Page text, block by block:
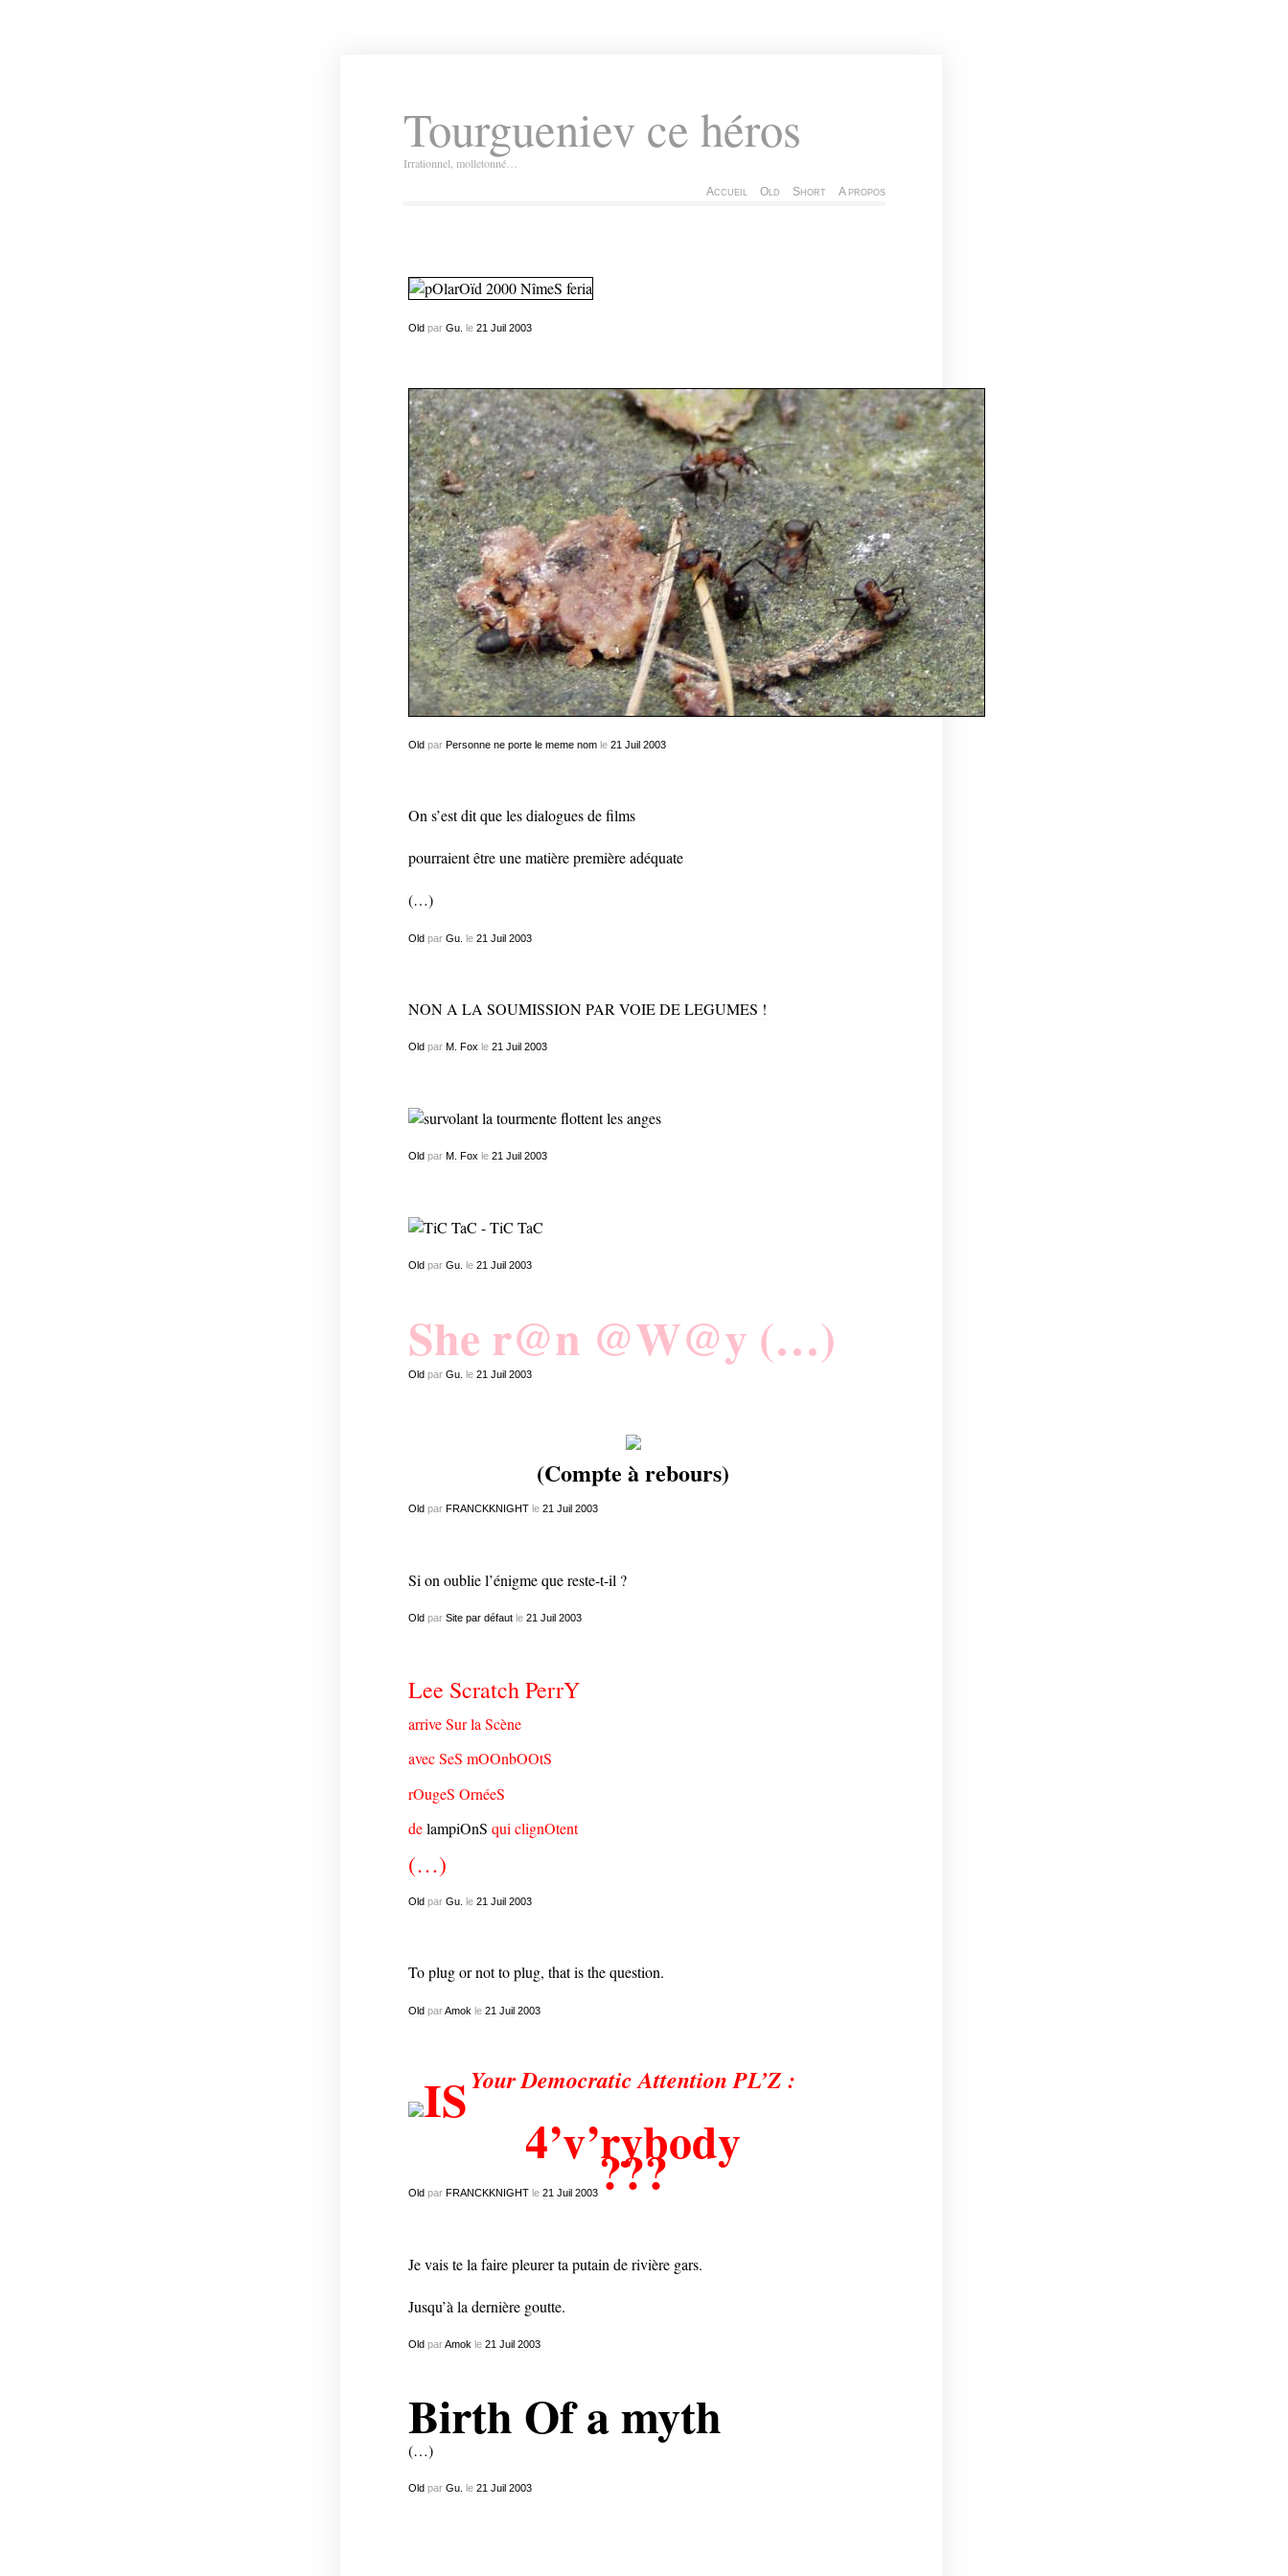
Tourgueniev ce héros
Irrationnel, molletonné…
Accueil Old Short A propos
Oldpar Gu. le 21 Juil 2003
Oldpar Personne ne porte le meme nomle 21 Juil 2003
On s’est dit que les dialogues de films
pourraient être une matière première adéquate
(…)
Oldpar Gu. le 21 Juil 2003
NON A LA SOUMISSION PAR VOIE DE LEGUMES !
Old par M. Foxle 21 Juil 2003
Old par M. Fox le 21 Juil 2003
Oldpar Gu. le 21 Juil 2003
She r@n @W@y (…)
Oldpar Gu. le 21 Juil 2003
(Compte à rebours)
Old par FRANCKKNIGHTle 21 Juil 2003
Si on oublie l’énigme que reste-t-il ?
Oldpar Site par défautle 21 Juil 2003
Lee Scratch PerrY
arrive Sur la Scène
avec SeS mOOnbOOtS
rOugeS OrnéeS
delampiOnS qui clignOtent
(…)
Oldpar Gu. le 21 Juil 2003
To plug or not to plug, that is the question.
OldparAmok le 21 Juil 2003
Your Democratic Attention PL’Z :
IS
4’v’rybody
???
Oldpar FRANCKKNIGHTle 21 Juil 2003
Je vais te la faire pleurer ta putain de rivière gars.
Jusqu’à la dernière goutte.
OldparAmok le 21 Juil 2003
Birth Of a myth
(…)
Oldpar Gu. le 21 Juil 2003